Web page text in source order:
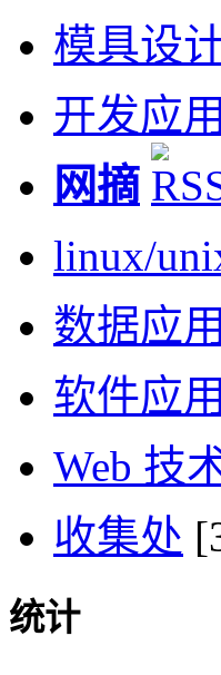
模具设
开发应用
网摘
linux/
数据应用
软件应用
Web 技
收集处
统计